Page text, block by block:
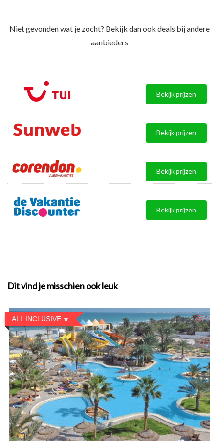
Niet gevonden wat je zocht? Bekijk dan ook deals bij andere
aanbieders
Bekijk prijzen
Bekijk prijzen
Bekijk prijzen
Bekijk prijzen
Dit vind je misschien ook leuk
ALL INCLUSIVE